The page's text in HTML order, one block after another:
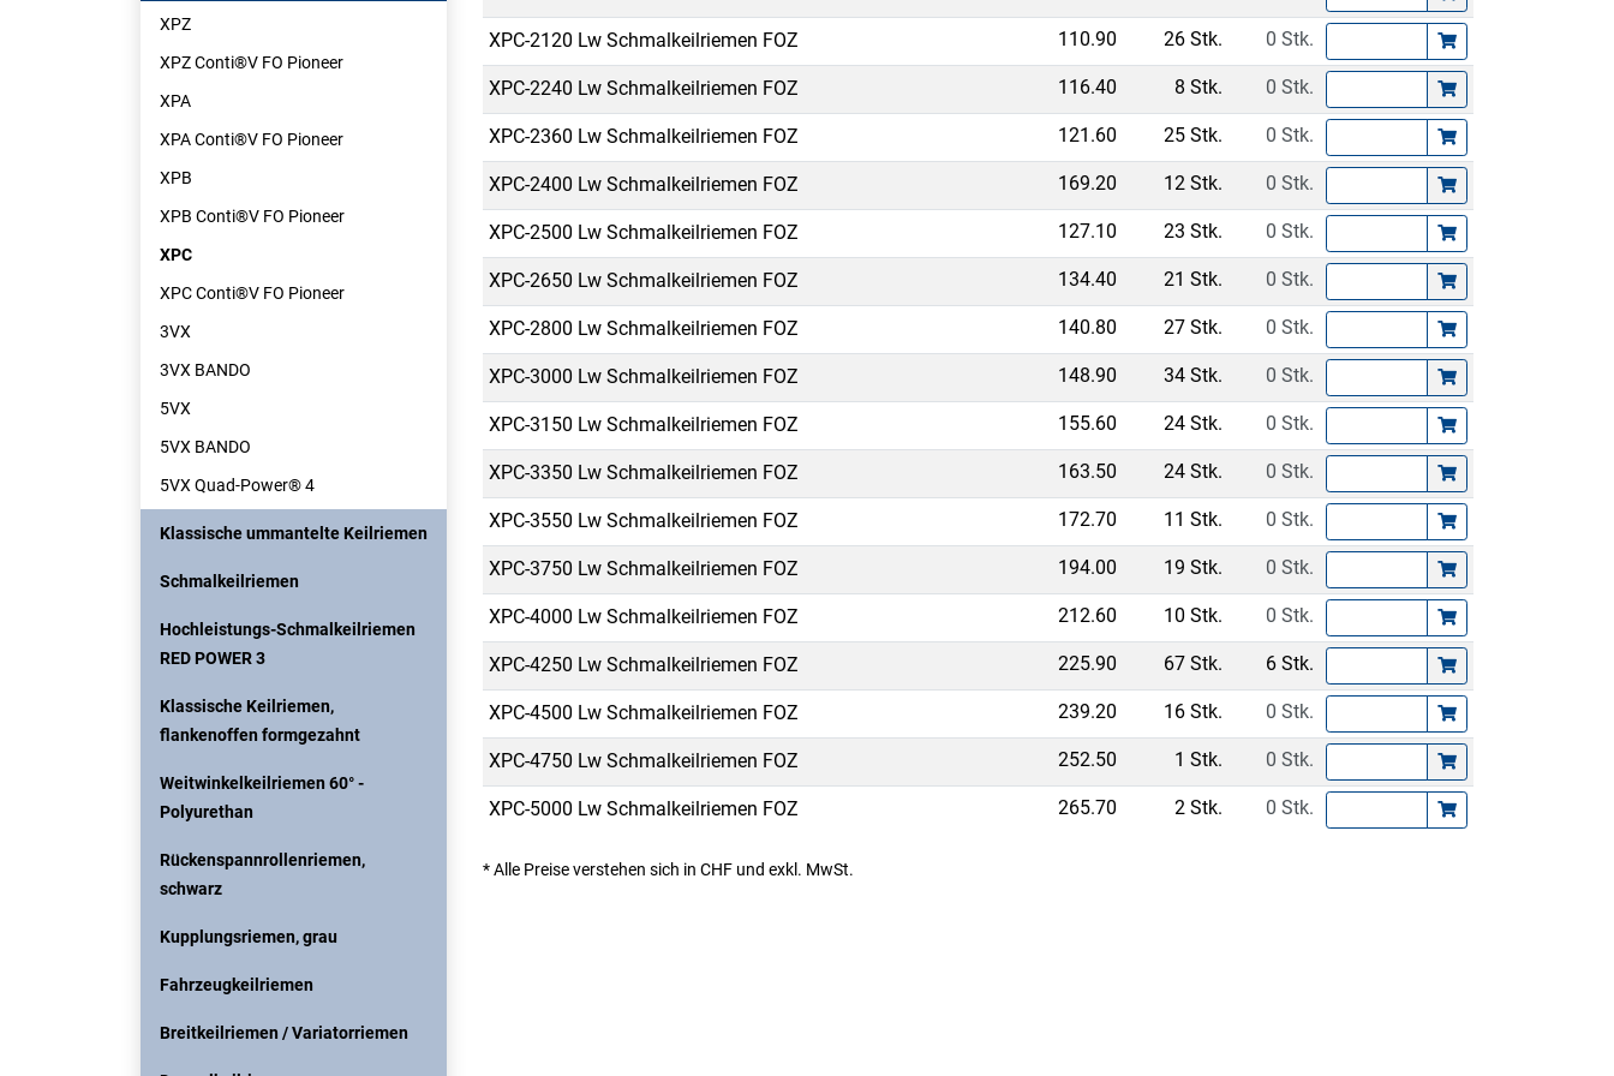
XPZ
XPZ Conti®V FO Pioneer
XPA
XPA Conti®V FO Pioneer
XPB
XPB Conti®V FO Pioneer
XPC
XPC Conti®V FO Pioneer
3VX
3VX BANDO
5VX
5VX BANDO
5VX Quad-Power® 4
Klassische ummantelte Keilriemen
Schmalkeilriemen
Hochleistungs-Schmalkeilriemen
RED POWER 3
Klassische Keilriemen,
flankenoffen formgezahnt
Weitwinkelkeilriemen 60° -
Polyurethan
Rückenspannrollenriemen,
schwarz
Kupplungsriemen, grau
Fahrzeugkeilriemen
Breitkeilriemen / Variatorriemen
XPC-2120 Lw Schmalkeilriemen FOZ 110.90 26 Stk. 0 Stk.
XPC-2240 Lw Schmalkeilriemen FOZ 116.40 8 Stk. 0 Stk.
XPC-2360 Lw Schmalkeilriemen FOZ 121.60 25 Stk. 0 Stk.
XPC-2400 Lw Schmalkeilriemen FOZ 169.20 12 Stk. 0 Stk.
XPC-2500 Lw Schmalkeilriemen FOZ 127.10 23 Stk. 0 Stk.
XPC-2650 Lw Schmalkeilriemen FOZ 134.40 21 Stk. 0 Stk.
XPC-2800 Lw Schmalkeilriemen FOZ 140.80 27 Stk. 0 Stk.
XPC-3000 Lw Schmalkeilriemen FOZ 148.90 34 Stk. 0 Stk.
XPC-3150 Lw Schmalkeilriemen FOZ 155.60 24 Stk. 0 Stk.
XPC-3350 Lw Schmalkeilriemen FOZ 163.50 24 Stk. 0 Stk.
XPC-3550 Lw Schmalkeilriemen FOZ 172.70 11 Stk. 0 Stk.
XPC-3750 Lw Schmalkeilriemen FOZ 194.00 19 Stk. 0 Stk.
XPC-4000 Lw Schmalkeilriemen FOZ 212.60 10 Stk. 0 Stk.
XPC-4250 Lw Schmalkeilriemen FOZ 225.90 67 Stk. 6 Stk.
XPC-4500 Lw Schmalkeilriemen FOZ 239.20 16 Stk. 0 Stk.
XPC-4750 Lw Schmalkeilriemen FOZ 252.50 1 Stk. 0 Stk.
XPC-5000 Lw Schmalkeilriemen FOZ 265.70 2 Stk. 0 Stk.
* Alle Preise verstehen sich in CHF und exkl. MwSt.